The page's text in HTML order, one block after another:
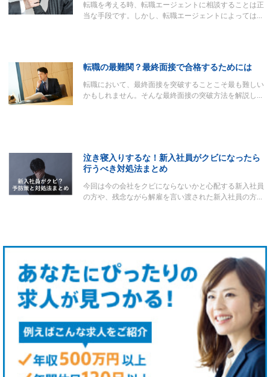
転職を考える時、転職エージェントに相談することは正
当な手段です。しかし、転職エージェントによっては…
転職の最難関？最終面接で合格するためには
転職において、最終面接を突破することこそ最も難しい
かもしれません。そんな最終面接の突破方法を解説し…
泣き寝入りするな！新入社員がクビになったら
行うべき対処法まとめ
今回は今の会社をクビにならないかと心配する新入社員
の方や、残念ながら解雇を言い渡された新入社員の方…